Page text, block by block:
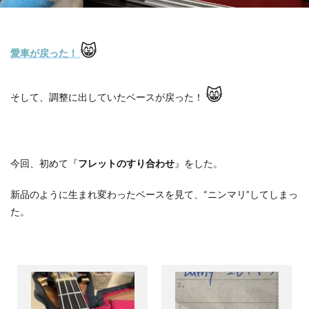
愛車が戻った！ 😸
そして、調整に出していたベースが戻った！ 😸
今回、初めて『フレットのすり合わせ』をした。
新品のように生まれ変わったベースを見て、 “ニンマリ” してしまっ
た。